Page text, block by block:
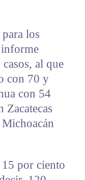
los
informe
al que
con 70 y
con 54
Zacatecas
15 por ciento